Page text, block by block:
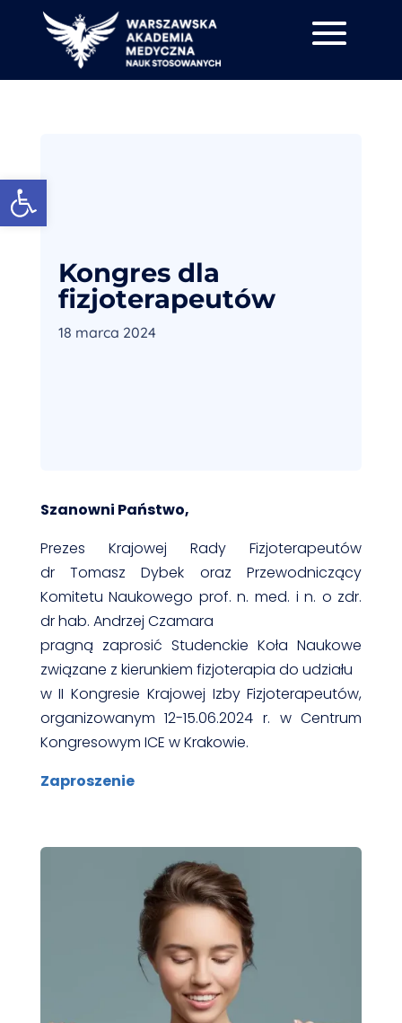
Kongres dla
fizjoterapeutów
18 marca 2024
Szanowni Państwo,
Prezes Krajowej Rady Fizjoterapeutów
dr Tomasz Dybek oraz Przewodniczący
Komitetu Naukowego prof. n. med. i n. o zdr.
dr hab. Andrzej Czamara
pragną zaprosić Studenckie Koła Naukowe
związane z kierunkiem fizjoterapia do udziału
w II Kongresie Krajowej Izby Fizjoterapeutów,
organizowanym 12-15.06.2024 r. w Centrum
Kongresowym ICE w Krakowie.
Zaproszenie
Otwórz pasek narzędzi